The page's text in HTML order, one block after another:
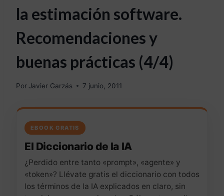
la estimación software.
Recomendaciones y
buenas prácticas (4/4)
Por Javier Garzás 7 junio, 2011
EBOOK GRATIS
El Diccionario de la IA
¿Perdido entre tanto «prompt», «agente» y
«token»? Llévate gratis el diccionario con todos
los términos de la IA explicados en claro, sin